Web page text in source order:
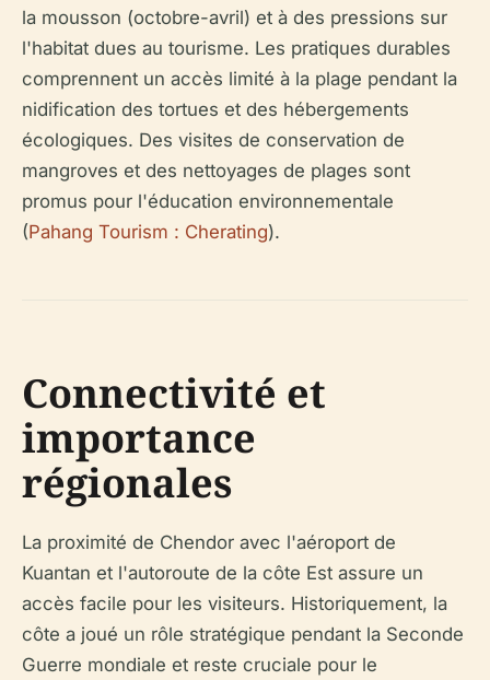
la mousson (octobre-avril) et à des pressions sur
l'habitat dues au tourisme. Les pratiques durables
comprennent un accès limité à la plage pendant la
nidification des tortues et des hébergements
écologiques. Des visites de conservation de
mangroves et des nettoyages de plages sont
promus pour l'éducation environnementale
(Pahang Tourism : Cherating).
Connectivité et
importance
régionales
La proximité de Chendor avec l'aéroport de
Kuantan et l'autoroute de la côte Est assure un
accès facile pour les visiteurs. Historiquement, la
côte a joué un rôle stratégique pendant la Seconde
Guerre mondiale et reste cruciale pour le